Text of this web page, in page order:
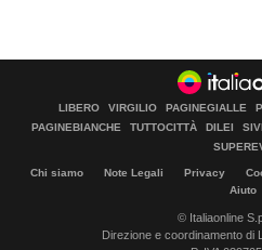
LIBERO VIRGILIO PAGINEGIALLE
PAGINEBIANCHE
TUTTOCITTÀ DILEI
Chi siamo Note Legali Privacy
Aiuto
© Italiaonline
Direzione e coordinamento di